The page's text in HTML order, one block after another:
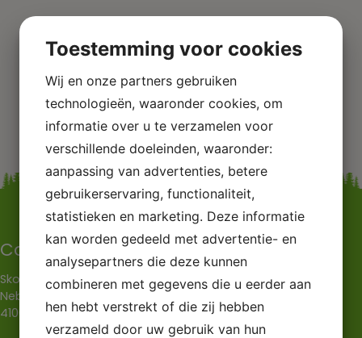
Contactgegevens
Skovly Camping v/Mette Balleby
Nebs møllevej 65
4100 Ringsted
Toestemming voor cookies
Wij en onze partners gebruiken
technologieën, waaronder cookies, om
informatie over u te verzamelen voor
verschillende doeleinden, waaronder:
aanpassing van advertenties, betere
gebruikerservaring, functionaliteit,
statistieken en marketing. Deze informatie
kan worden gedeeld met advertentie- en
analysepartners die deze kunnen
combineren met gegevens die u eerder aan
hen hebt verstrekt of die zij hebben
verzameld door uw gebruik van hun